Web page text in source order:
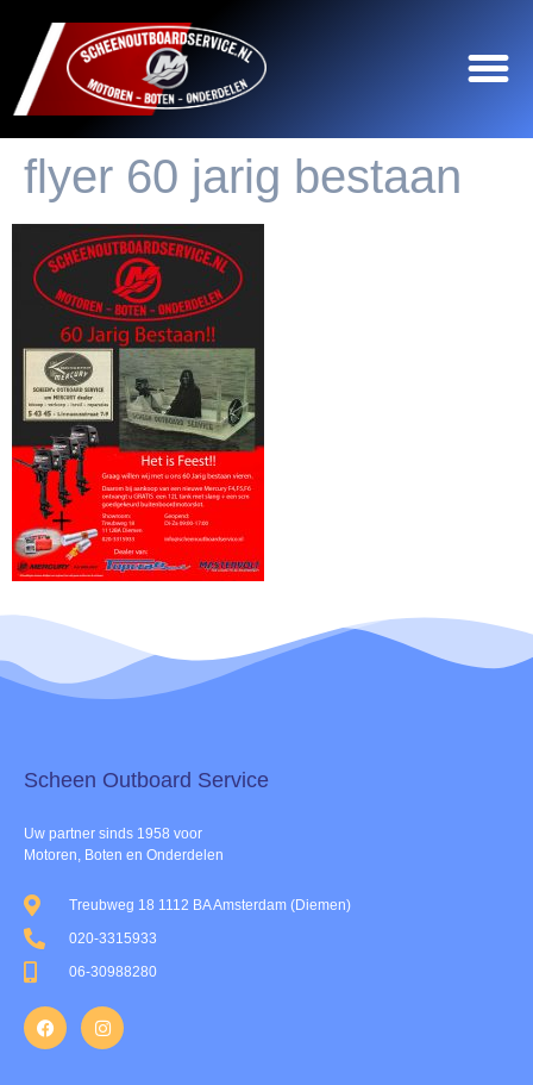
flyer 60 jarig bestaan
Scheen Outboard Service​
Uw partner sinds 1958 voor
Motoren, Boten en Onderdelen
Treubweg 18 1112 BA Amsterdam (Diemen)
020-3315933
06-30988280